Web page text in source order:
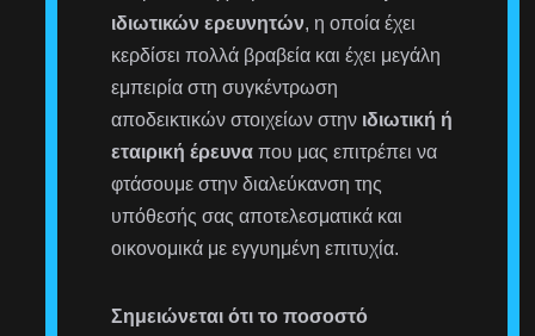
ιδιωτικών ερευνητών, η οποία έχει
κερδίσει πολλά βραβεία και έχει μεγάλη
εμπειρία στη συγκέντρωση
αποδεικτικών στοιχείων στην ιδιωτική ή
εταιρική έρευνα που μας επιτρέπει να
φτάσουμε στην διαλεύκανση της
υπόθεσής σας αποτελεσματικά και
οικονομικά με εγγυημένη επιτυχία.
Σημειώνεται ότι το ποσοστό